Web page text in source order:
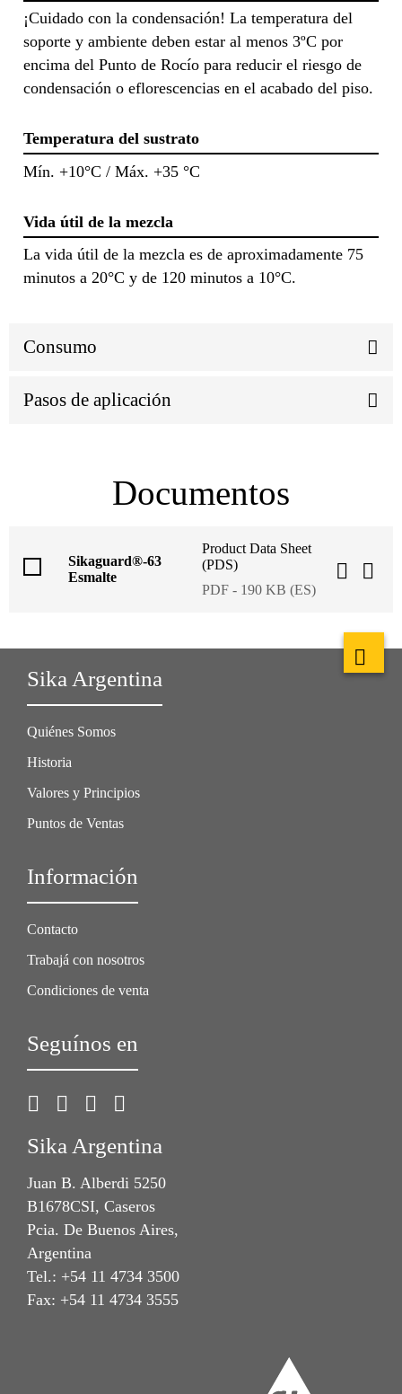
¡Cuidado con la condensación! La temperatura del
soporte y ambiente deben estar al menos 3ºC por
encima del Punto de Rocío para reducir el riesgo de
condensación o eflorescencias en el acabado del piso.
Temperatura del sustrato
Mín. +10°C / Máx. +35 °C
Vida útil de la mezcla
La vida útil de la mezcla es de aproximadamente 75
minutos a 20°C y de 120 minutos a 10°C.
Consumo
Pasos de aplicación
Documentos
Sikaguard®-63
Esmalte
Product Data Sheet
(PDS)
PDF - 190 KB (ES)
Sika Argentina
Quiénes Somos
Historia
Valores y Principios
Puntos de Ventas
Información
Contacto
Trabajá con nosotros
Condiciones de venta
Seguínos en
Sika Argentina
Juan B. Alberdi 5250
B1678CSI, Caseros
Pcia. De Buenos Aires,
Argentina
Tel.: +54 11 4734 3500
Fax: +54 11 4734 3555